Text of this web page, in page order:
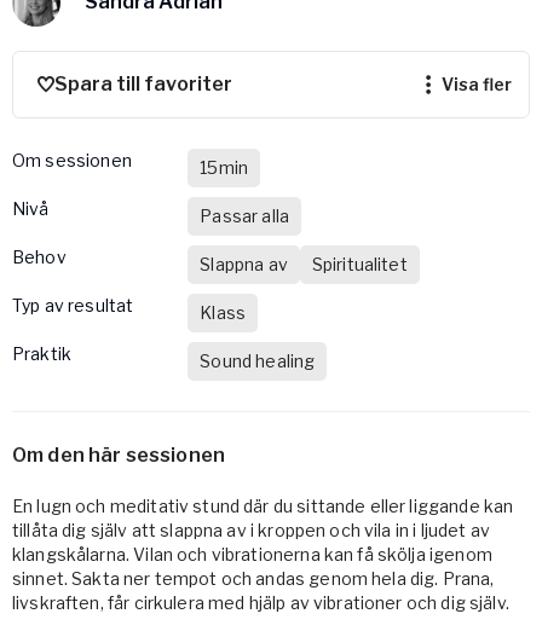
Vården – Yogobe Health & Care
Så stöttar Yogobe patienter, förskrivare och sjukvården
FaR
Fysisk aktivitet på recept
Stöd till arbetsgivare, försäkringsbolag & organisationer
Arbetsgivare
Pausa Smart
Yogobe för yogalärare
Spara till favoriter visa fler
Om sessionen
15min
nivå
Passar alla
Behov
Slappna av
Spiritualitet
Typ av resultat
Klass
Praktik
Sound healing
Om den här sessionen
En lugn och meditativ stund där du sittande eller liggande kan
tillåta dig själv att slappna av i kroppen och vila in i ljudet av
klangskålarna. Vilan och vibrationerna kan få skölja igenom
sinnet. Sakta ner tempot och andas genom hela dig. Prana,
livskraften, får cirkulera med hjälp av vibrationer och dig själv.